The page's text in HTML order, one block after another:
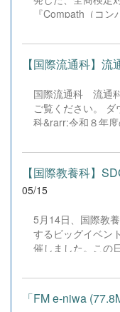
た。台湾側からは
介があり、本校生
した。千歳高校か
折々のイベントな
つのテーマを披露
った生徒たちも、
成果を発揮し、美
けることができま
漫画や歌手の話題
には、自然と笑顔
影を行い、...
『Compath（コ
公立高校をはじめ
ど、全国750校以
スターが配布さ
活用できるWebア
です。部員たちが
は計180本という
様からアンケート
アプリのさらなる
の追加へと繋げていく
れている検定対策
析し、特にニーズ
ったアプリを中心
り濃密に、実戦的
しているため、本
【国際流通科】流
国際流通科 流通
ご覧ください。
科&rarr;令和８年度
05/15
5月14日、国際教
するビッグイベン
催しました。この
およそ2ヶ月半か
ゼンテーションの
生徒たちはSDGs